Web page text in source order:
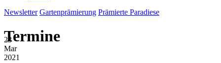
Newsletter Gartenprämierung Prämierte Paradiese
Termine
23
Mar
2021